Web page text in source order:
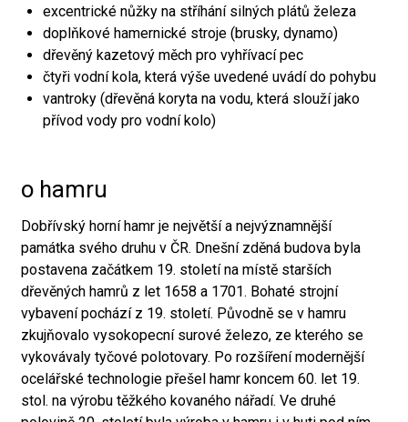
excentrické nůžky na stříhání silných plátů železa
doplňkové hamernické stroje (brusky, dynamo)
dřevěný kazetový měch pro vyhřívací pec
čtyři vodní kola, která výše uvedené uvádí do pohybu
vantroky (dřevěná koryta na vodu, která slouží jako
přívod vody pro vodní kolo)
o hamru
Dobřívský horní hamr je největší a nejvýznamnější
památka svého druhu v ČR. Dnešní zděná budova byla
postavena začátkem 19. století na místě starších
dřevěných hamrů z let 1658 a 1701. Bohaté strojní
vybavení pochází z 19. století. Původně se v hamru
zkujňovalo vysokopecní surové železo, ze kterého se
vykovávaly tyčové polotovary. Po rozšíření modernější
ocelářské technologie přešel hamr koncem 60. let 19.
stol. na výrobu těžkého kovaného nářadí. Ve druhé